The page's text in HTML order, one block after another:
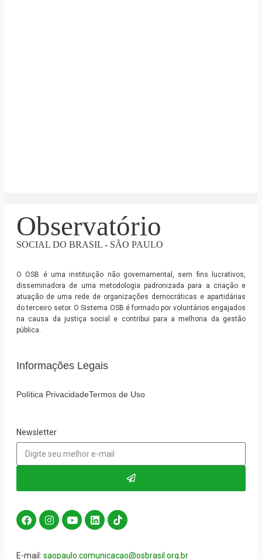
Observatório
SOCIAL DO BRASIL - SÃO PAULO
O OSB é uma instituição não governamental, sem fins lucrativos,
disseminadora de uma metodologia padronizada para a criação e
atuação de uma rede de organizações democráticas e apartidárias
do terceiro setor. O Sistema OSB é formado por voluntários engajados
na causa da justiça social e contribui para a melhoria da gestão
pública.
Informações Legais
Política PrivacidadeTermos de Uso
Newsletter
E-mail: saopaulo.comunicacao@osbrasil.org.br